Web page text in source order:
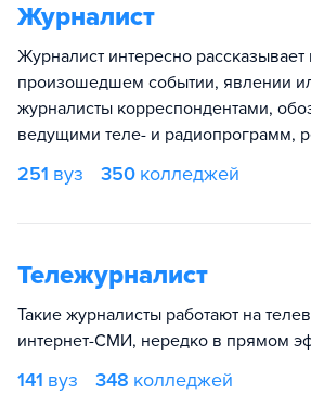
Журналист
Журналист интересно
произошедшем событии, явлении
журналисты корреспондентами,
ведущими теле- и радиопрограмм,
251 вуз 350 колледжей
Тележурналист
Такие журналисты работают на
интернет-СМИ, нередко в прямом
141 вуз 348 колледжей